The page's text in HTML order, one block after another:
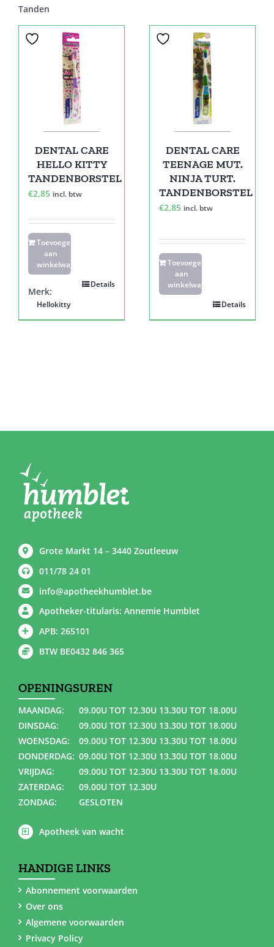
Tanden
DENTAL CARE
HELLO KITTY
TANDENBORSTEL
€2,85 incl. btw
Toevoegen
aan
winkelwagen
Details
Merk:
Hellokitty
DENTAL CARE
TEENAGE MUT.
NINJA TURT.
TANDENBORSTEL
€2,85 incl. btw
Toevoegen
aan
winkelwagen
Details
Grote Markt 14 – 3440 Zoutleeuw
011/78 24 01
info@apotheekhumblet.be
Apotheker-titularis: Annemie Humblet
APB: 265101
BTW BE0432 846 365
OPENINGSUREN
MAANDAG:
09.00U TOT 12.30U 13.30U TOT 18.00U
DINSDAG:
09.00U TOT 12.30U 13.30U TOT 18.00U
WOENSDAG:
09.00U TOT 12.30U 13.30U TOT 18.00U
DONDERDAG: 09.00U TOT 12.30U 13.30U TOT 18.00U
VRIJDAG:
09.00U TOT 12.30U 13.30U TOT 18.00U
ZATERDAG:
09.00U TOT 12.30U
ZONDAG:
GESLOTEN
Apotheek van wacht
HANDIGE LINKS
Abonnement voorwaarden
Over ons
Algemene voorwaarden
Privacy Policy